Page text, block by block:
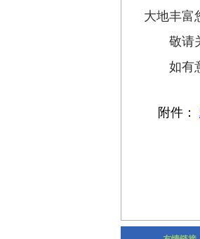
大地丰富
敬请
如有
附件：